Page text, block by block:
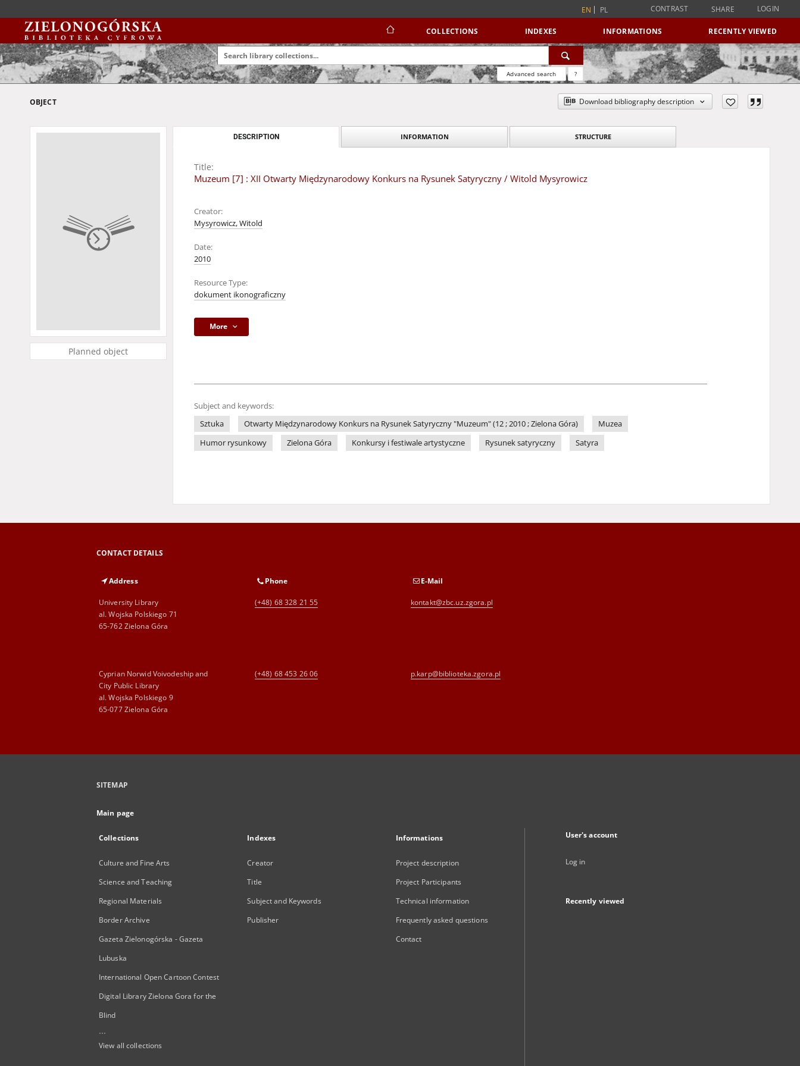
EN PL CONTRAST SHARE LOGIN
COLLECTIONS INDEXES INFORMATIONS RECENTLY VIEWED
Advanced search ?
OBJECT Download bibliography description
Planned object
DESCRIPTION INFORMATION STRUCTURE
Title:
Muzeum [7] : XII Otwarty Międzynarodowy Konkurs na Rysunek Satyryczny / Witold Mysyrowicz
Creator:
Mysyrowicz, Witold
Date:
2010
Resource Type:
dokument ikonograficzny
More
Subject and keywords:
Sztuka
Otwarty Międzynarodowy Konkurs na Rysunek Satyryczny "Muzeum" (12 ; 2010 ; Zielona Góra)
Muzea
Humor rysunkowy
Zielona Góra Konkursy i festiwale artystyczne Rysunek satyryczny Satyra
CONTACT DETAILS
Address
University Library
al. Wojska Polskiego 71
65-762 Zielona Góra
Phone
(+48) 68 328 21 55
E-Mail
kontakt@zbc.uz.zgora.pl
Cyprian Norwid Voivodeship and
City Public Library
al. Wojska Polskiego 9
65-077 Zielona Góra
(+48) 68 453 26 06 p.karp@biblioteka.zgora.pl
SITEMAP
Main page
Collections
Culture and Fine Arts
Science and Teaching
Regional Materials
Border Archive
Gazeta Zielonogórska - Gazeta
Lubuska
International Open Cartoon Contest
Digital Library Zielona Gora for the
Blind
...
View all collections
Indexes
Creator
Title
Subject and Keywords
Publisher
Informations
Project description
Project Participants
Technical information
Frequently asked questions
Contact
User's account
Log in
Recently viewed